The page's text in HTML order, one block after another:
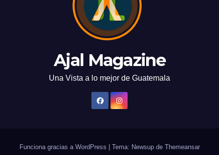
Ajal Magazine
Una Vista a lo mejor de Guatemala
Funciona gracias a WordPress | Tema: Newsup de Themeansar